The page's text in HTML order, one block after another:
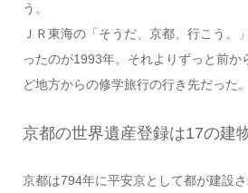
う。
ＪＲ東海の「そうだ、京都、行こう。
ったのが1993年。それよりずっと前か
ど地方からの修学旅行の行き先だった。
京都の世界遺産登録は17の建
京都は794年に平安京として都が建設